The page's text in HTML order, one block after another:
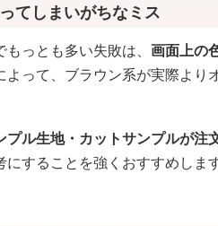
てしまいがちなミス
っとも多い失敗は、 画面上の
よって、ブラウン系が実際よ
プル生地・カットサンプルが注
することを強くおすすめします